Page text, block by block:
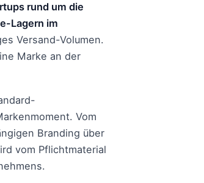
rund um die
Lagern im
Versand-Volumen.
Marke an der
Vom
Branding über
vom Pflichtmaterial